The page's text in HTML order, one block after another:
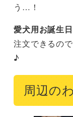
う…！
愛犬用お誕生
注文できるの
♪
周辺の